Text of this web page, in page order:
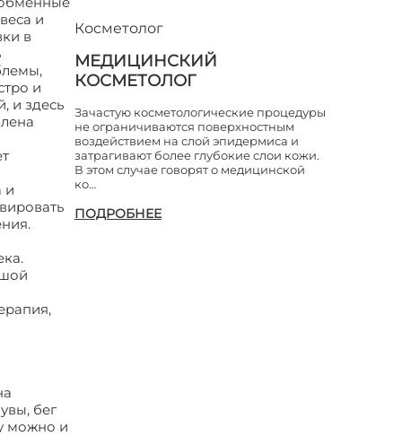
и
в
и
и здесь
и
бег
можно и
Косметолог
МЕДИЦИНСКИЙ
КОСМЕТОЛОГ
Зачастую косметологические процедуры
не ограничиваются поверхностным
воздействием на слой эпидермиса и
затрагивают более глубокие слои кожи.
В этом случае говорят о медицинской
ко…
ПОДРОБНЕЕ